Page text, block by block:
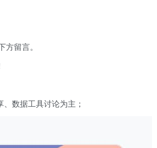
方留言。
数据工具讨论为主；